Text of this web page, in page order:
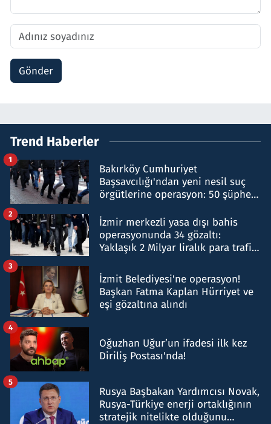
Gönder
Trend Haberler
Bakırköy Cumhuriyet
Başsavcılığı'ndan yeni nesil suç
örgütlerine operasyon: 50 şüpheli
1
İzmir merkezli yasa dışı bahis
operasyonunda 34 gözaltı:
Yaklaşık 2 Milyar liralık para trafiği
2
İzmit Belediyesi'ne operasyon!
Başkan Fatma Kaplan Hürriyet ve
eşi gözaltına alındı
3
Oğuzhan Uğur’un ifadesi ilk kez
Diriliş Postası'nda!
4
Rusya Başbakan Yardımcısı Novak,
Rusya-Türkiye enerji ortaklığının
stratejik nitelikte olduğunu
5